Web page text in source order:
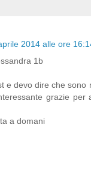
2014 alle ore
1b
e devo dire che sono
grazie per
a domani